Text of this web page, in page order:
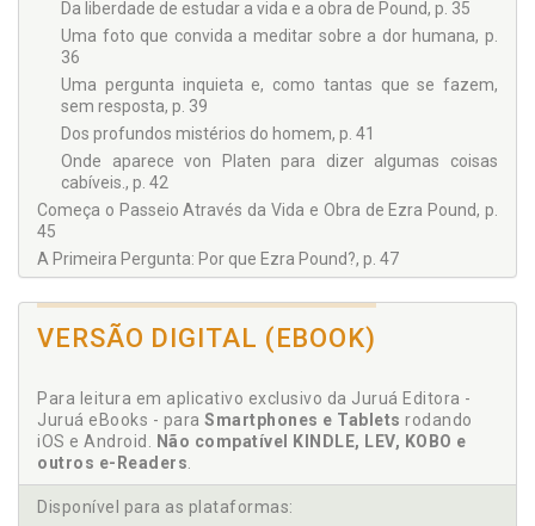
Da liberdade de estudar a vida e a obra de Pound, p. 35
Uma foto que convida a meditar sobre a dor humana, p.
36
Uma pergunta inquieta e, como tantas que se fazem,
sem resposta, p. 39
Dos profundos mistérios do homem, p. 41
Onde aparece von Platen para dizer algumas coisas
cabíveis., p. 42
Começa o Passeio Através da Vida e Obra de Ezra Pound, p.
45
A Primeira Pergunta: Por que Ezra Pound?, p. 47
p. 47
Começa uma história em que se misturam Ideologia e
p. 50
E aí, entra Ezra Pound, o gigante que saiu do Idaho, p. 53
Visionário de uma nova Kultur, p. 57
Uma quase aproximação: Pound e D’Annunzio, p. 58
Da metodologia seguida neste estudo, p. 66
VERSÃO DIGITAL (EBOOK)
Para leitura em aplicativo exclusivo da Juruá Editora -
Juruá eBooks - para Smartphones e Tablets rodando
iOS e Android. Não compatível KINDLE, LEV, KOBO e
outros e-Readers.
Disponível para as plataformas: